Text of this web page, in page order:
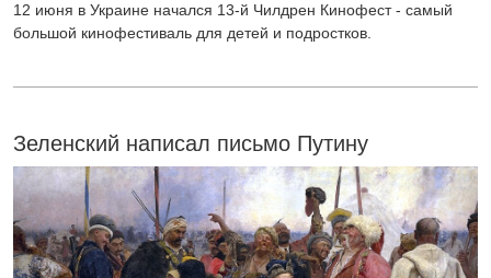
12 июня в Украине начался 13-й Чилдрен Кинофест - самый
большой кинофестиваль для детей и подростков.
Зеленский написал письмо Путину